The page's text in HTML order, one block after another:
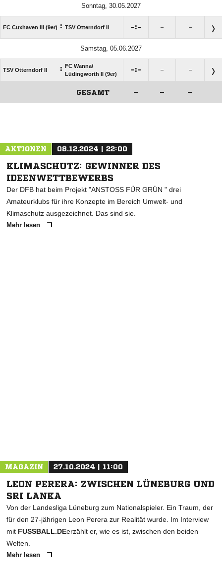
Sonntag, 30.05.2027
FC Cuxhaven III (9er) : TSV Otterndorf II : – –
Samstag, 05.06.2027
TSV Otterndorf II : FC Wanna/​
Lüdingworth II (9er)
: – –
GESAMT – – –
AKTIONEN 08.12.2024 | 22:00
KLIMASCHUTZ: GEWINNER DES
IDEENWETTBEWERBS
Der DFB hat beim Projekt "ANSTOSS FÜR GRÜN " drei
Amateurklubs für ihre Konzepte im Bereich Umwelt- und
Klimaschutz ausgezeichnet. Das sind sie.
Mehr lesen
MAGAZIN 27.10.2024 | 11:00
LEON PERERA: ZWISCHEN LÜNEBURG UND
SRI LANKA
Von der Landesliga Lüneburg zum Nationalspieler. Ein Traum, der
für den 27-jährigen Leon Perera zur Realität wurde. Im Interview
mit FUSSBALL.DEerzählt er, wie es ist, zwischen den beiden
Welten.
Mehr lesen